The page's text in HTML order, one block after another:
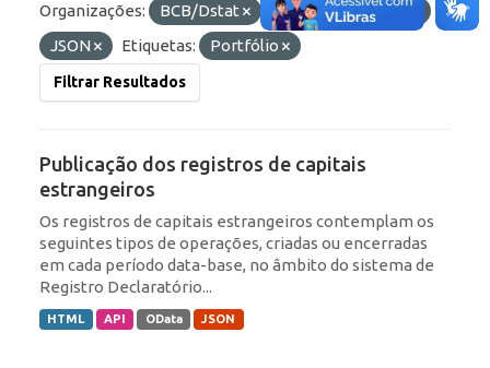
Organizações: BCB/Dstat Formatos:
OData
JSON
Etiquetas: Portfólio
Filtrar Resultados
Publicação dos registros de capitais
estrangeiros
Os registros de capitais estrangeiros contemplam os
seguintes tipos de operações, criadas ou encerradas
em cada período data-base, no âmbito do sistema de
Registro Declaratório...
HTML API OData JSON